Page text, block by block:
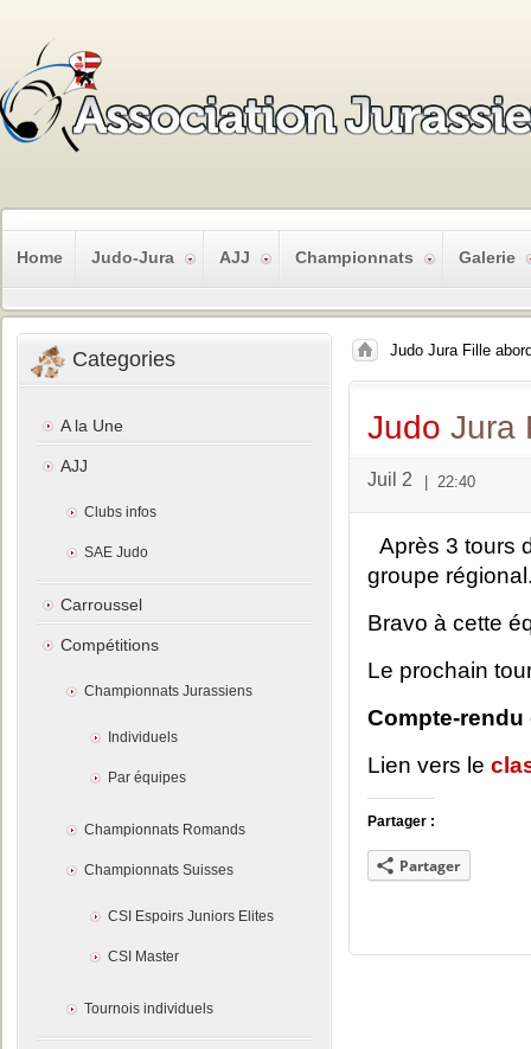
Home Judo-Jura AJJ Championnats Galerie
Judo Jura Fille
Judo Jura
Juil 2 22:40
Après 3 tours
groupe
Bravo à cette
Le prochain
Compte-
Lien vers le
Partager :
Partager
Categories
A la Une
AJJ
Clubs infos
SAE Judo
Carroussel
Compétitions
Championnats Jurassiens
Individuels
Par équipes
Championnats Romands
Championnats Suisses
CSI Espoirs Juniors Elites
CSI Master
Tournois individuels